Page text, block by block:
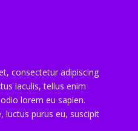
consectetur adipiscing
iaculis, tellus enim
lorem eu sapien.
luctus purus eu, suscipit